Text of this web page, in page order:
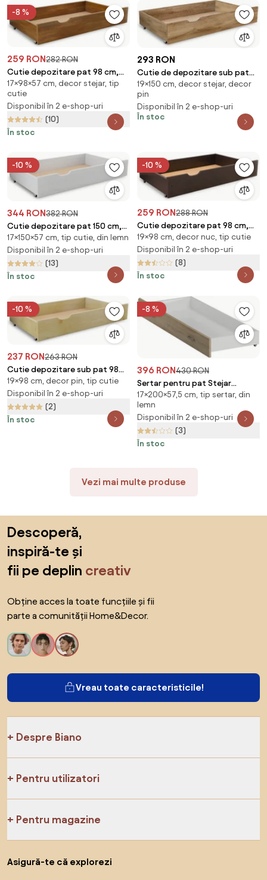
-8 %
259 RON282 RON
Cutie depozitare pat 98 cm,
stejar
17×98×57 cm, decor stejar, tip
cutie
Disponibil în 2 e-shop-uri
(10)
În stoc
293 RON
Cutie de depozitare sub pat
150 cm, stejar artisan
19×150 cm, decor stejar, decor
pin
Disponibil în 2 e-shop-uri
În stoc
-10 %
344 RON382 RON
Cutie depozitare pat 150 cm,
alba
17×150×57 cm, tip cutie, din lemn
Disponibil în 2 e-shop-uri
(13)
În stoc
-10 %
259 RON288 RON
Cutie depozitare pat 98 cm,
nuc
19×98 cm, decor nuc, tip cutie
Disponibil în 2 e-shop-uri
(8)
În stoc
-10 %
237 RON263 RON
Cutie depozitare sub pat 98
cm pin
19×98 cm, decor pin, tip cutie
Disponibil în 2 e-shop-uri
(2)
În stoc
-8 %
396 RON430 RON
Sertar pentru pat Stejar
Sonoma, IKAROS 200 cm
17×200×57,5 cm, tip sertar, din
lemn
Disponibil în 2 e-shop-uri
(3)
În stoc
Vezi mai multe produse
Descoperă,
inspiră-te și
fii pe deplin creativ
Obține acces la toate funcțiile și fii
parte a comunității Home&Decor.
Vreau toate caracteristicile!
Despre Biano
Pentru utilizatori
Pentru magazine
Asigură-te că explorezi